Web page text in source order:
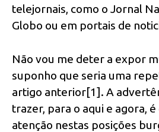
telejornais, como o Jornal
Globo ou em portais de
Não vou me deter a expor
suponho que seria uma
artigo anterior[1]. A
trazer, para o aqui e agora,
atenção nestas posições